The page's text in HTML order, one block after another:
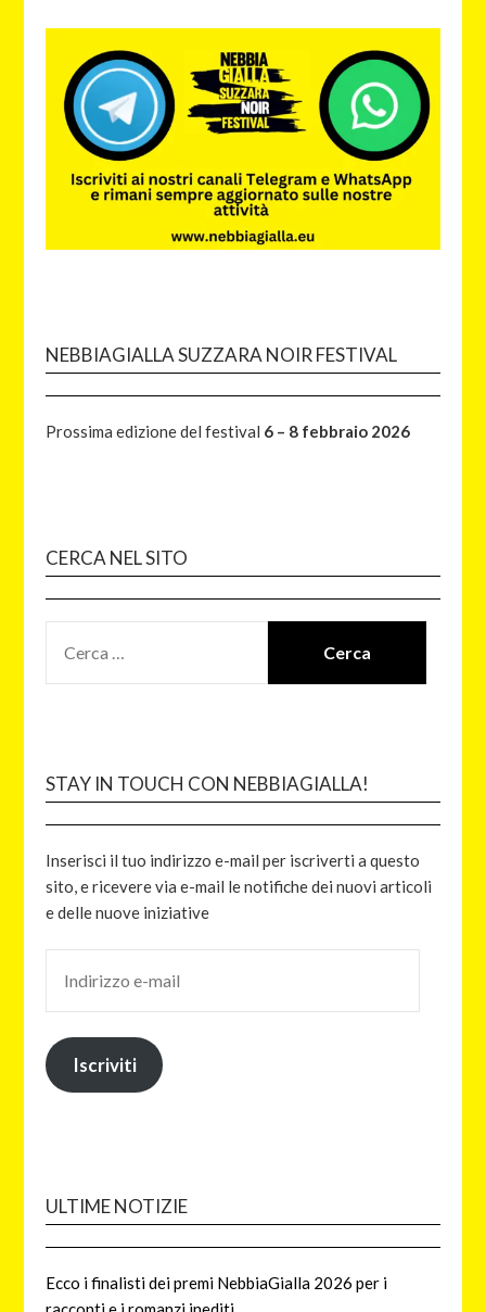
NEBBIAGIALLA SUZZARA NOIR FESTIVAL
Prossima edizione del festival 6 – 8 febbraio 2026
CERCA NEL SITO
STAY IN TOUCH CON NEBBIAGIALLA!
Inserisci il tuo indirizzo e-mail per iscriverti a questo
sito, e ricevere via e-mail le notifiche dei nuovi articoli
e delle nuove iniziative
Iscriviti
ULTIME NOTIZIE
Ecco i finalisti dei premi NebbiaGialla 2026 per i